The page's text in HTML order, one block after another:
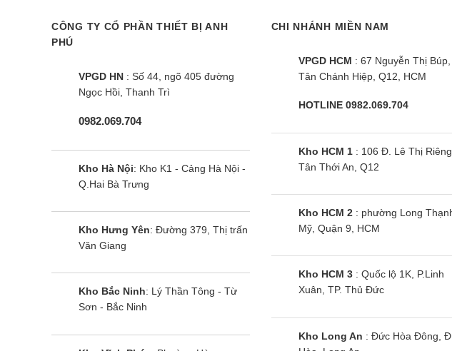
CÔNG TY CỔ PHẦN THIẾT BỊ ANH
PHÚ
VPGD HN : Số 44, ngõ 405 đường
Ngọc Hồi, Thanh Trì
0982.069.704
Kho Hà Nội: Kho K1 - Cảng Hà Nội -
Q.Hai Bà Trưng
Kho Hưng Yên: Đường 379, Thị trấn
Văn Giang
Kho Bắc Ninh: Lý Thần Tông - Từ
Sơn - Bắc Ninh
CHI NHÁNH MIỀN NAM
VPGD HCM : 67 Nguyễn Thị Búp,
Tân Chánh Hiệp, Q12, HCM
HOTLINE 0982.069.704
Kho HCM 1: 106 Đ. Lê Thị Riêng,
Tân Thới An, Q12
Kho HCM 2: phường Long
Mỹ, Quận 9, HCM
Kho HCM 3: Quốc lộ 1K, P.Linh
Xuân, TP. Thủ Đức
Kho Long An : Đức Hòa Đông,